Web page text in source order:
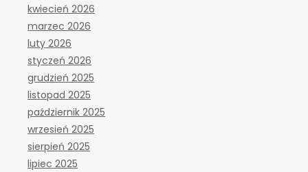
kwiecień 2026
marzec 2026
luty 2026
styczeń 2026
grudzień 2025
listopad 2025
październik 2025
wrzesień 2025
sierpień 2025
lipiec 2025